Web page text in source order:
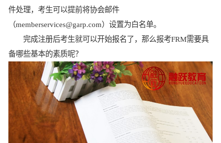
件处理，考生可以提前将协会邮件
（memberservices@garp.com）设置为白名单。
完成注册后考生就可以开始报名了，那么报考FRM需要具
备哪些基本的素质呢？